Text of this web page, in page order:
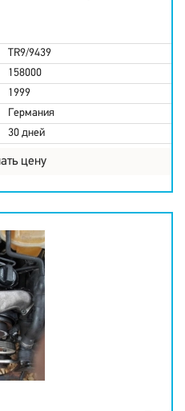
TR9/9439
158000
1999
Германия
30 дней
цену